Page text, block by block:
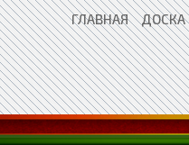
ГЛАВНАЯ ДОСКА